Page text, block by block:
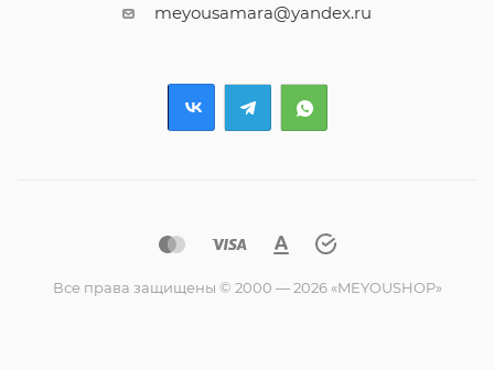
meyousamara@yandex.ru
Все права защищены © 2000 — 2026 «MEYOUSHOP»